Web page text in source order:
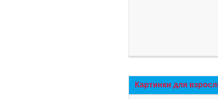
Картинки для